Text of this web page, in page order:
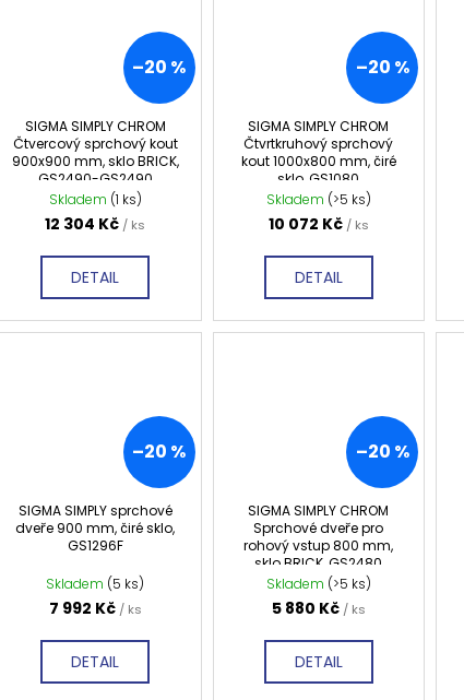
–20 %
SIGMA SIMPLY CHROM
Čtvercový sprchový kout
900x900 mm, sklo BRICK,
GS2490-GS2490
Skladem (1 ks)
12 304 Kč / ks
DETAIL
–20 %
SIGMA SIMPLY CHROM
Čtvrtkruhový sprchový
kout 1000x800 mm, čiré
sklo, GS1080
Skladem (>5 ks)
10 072 Kč / ks
DETAIL
–20 %
SIGMA SIMPLY sprchové
dveře 900 mm, čiré sklo,
GS1296F
Skladem (5 ks)
7 992 Kč / ks
DETAIL
–20 %
SIGMA SIMPLY CHROM
Sprchové dveře pro
rohový vstup 800 mm,
sklo BRICK, GS2480
Skladem (>5 ks)
5 880 Kč / ks
DETAIL